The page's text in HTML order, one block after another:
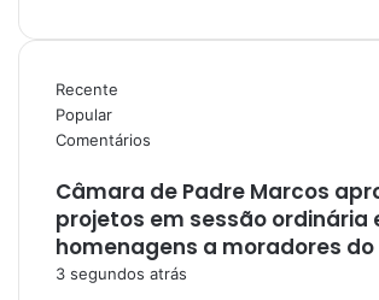
Recente
Popular
Comentários
Câmara de Padre Marcos
projetos em sessão ordinária
homenagens a moradores
3 segundos atrás